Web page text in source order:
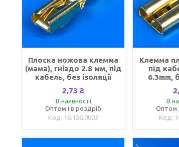
Плоска ножова клемма
(мама), гніздо 2.8 мм, під
кабель, без ізоляції
2,73 ₴
В наявності
Оптом і в роздріб
16.136.0003
Клемма
під
6.3mm,
В
Оптом